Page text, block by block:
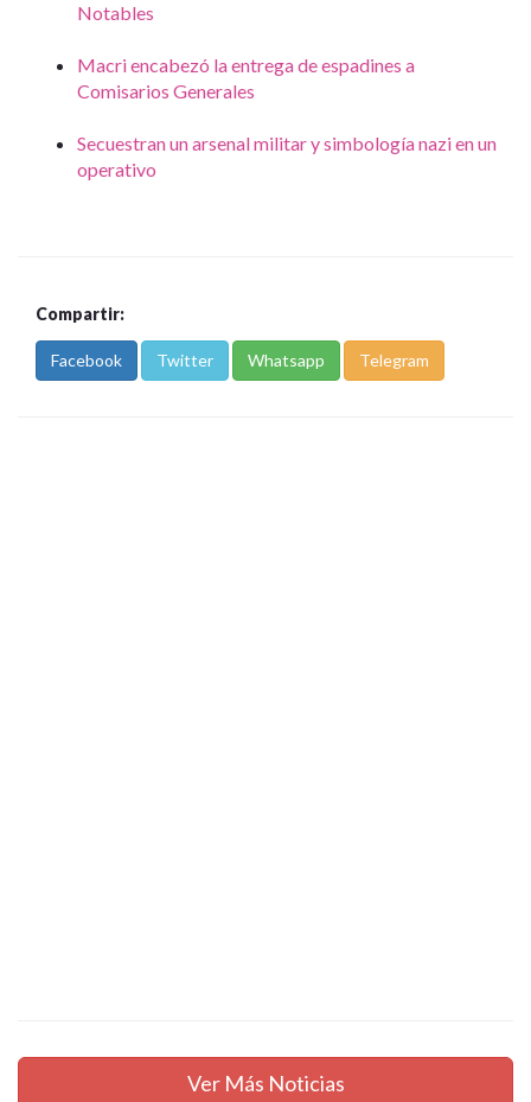
Notables
Macri encabezó la entrega de espadines a
Comisarios Generales
Secuestran un arsenal militar y simbología nazi en un
operativo
Compartir:
Facebook Twitter Whatsapp Telegram
Ver Más Noticias